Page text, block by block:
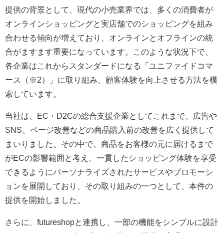
提供の背景として、現代の小売業界では、多くの消費者が
オンラインショッピングと実店舗でのショッピングを組み
合わせる傾向が増えており、オンラインとオフラインの統
合がますます重要になっています。このような状況下で、
各企業はこれからスタンダードになる「ユニファイドコマ
ース（※2）」に取り組み、顧客体験を向上させる方法を模
索しています。
当社は、EC・D2Cの総合支援企業としてこれまで、広告や
SNS、ページ改善などの商品購入前の改善を広く提供して
まいりました。その中で、商品をお客様の元に届けるまで
がECの影響範囲と考え、一貫したショッピング体験を享受
できるようにパーソナライズされたサービスやプロモーシ
ョンを展開しており、その取り組みの一つとして、本件の
提供を開始しました。
さらに、futureshopと連携し、一部の機能をシンプルに設計